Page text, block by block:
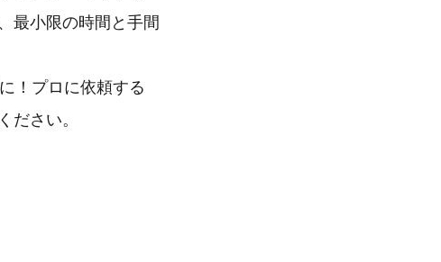
最小限の時間と手間
！プロに依頼する
ださい。